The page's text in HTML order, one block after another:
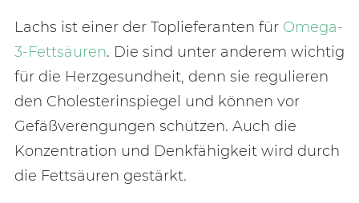
Lachs ist einer der Toplieferanten für Omega-
3-Fettsäuren. Die sind unter anderem wichtig
für die Herzgesundheit, denn sie regulieren
den Cholesterinspiegel und können vor
Gefäßverengungen schützen. Auch die
Konzentration und Denkfähigkeit wird durch
die Fettsäuren gestärkt.